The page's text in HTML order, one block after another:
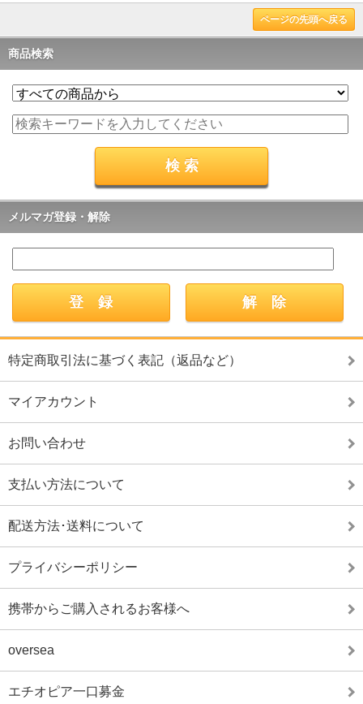
ページの先頭へ戻る
商品検索
メルマガ登録・解除
特定商取引法に基づく表記（返品など）
マイアカウント
お問い合わせ
支払い方法について
配送方法･送料について
プライバシーポリシー
携帯からご購入されるお客様へ
oversea
エチオピア一口募金